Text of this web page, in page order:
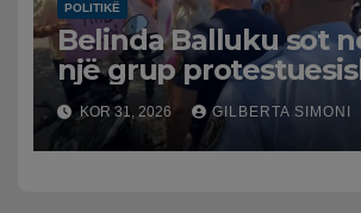
POLITIKË
Belinda Balluku sot
një grup
grumbullohen para
Prokurorisë së
KOR 31, 2026 GILBERTA SIMONI